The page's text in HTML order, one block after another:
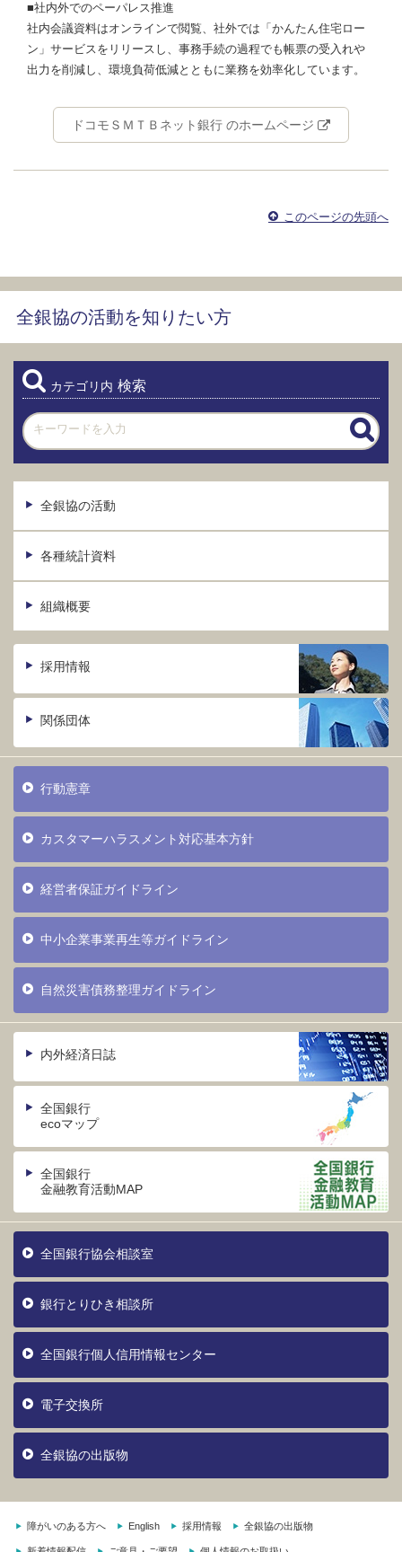
■社内外でのペーパレス推進
社内会議資料はオンラインで閲覧、社外では「かんたん住宅ロー
ン」サービスをリリースし、事務手続の過程でも帳票の受入れや
出力を削減し、環境負荷低減とともに業務を効率化しています。
ドコモＳＭＴＢネット銀行 のホームページ
このページの先頭へ
全銀協の活動を知りたい方
カテゴリ内 検索
全銀協の活動
各種統計資料
組織概要
採用情報
関係団体
行動憲章
カスタマーハラスメント対応基本方針
経営者保証ガイドライン
中小企業事業再生等ガイドライン
自然災害債務整理ガイドライン
内外経済日誌
全国銀行
ecoマップ
全国銀行
金融教育活動MAP
全国銀行協会相談室
銀行とりひき相談所
全国銀行個人信用情報センター
電子交換所
全銀協の出版物
障がいのある方へ English 採用情報 全銀協の出版物